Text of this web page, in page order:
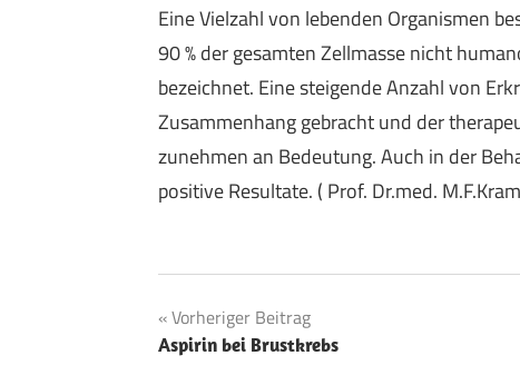
Eine Vielzahl von lebenden Organismen
90 % der gesamten Zellmasse nicht
bezeichnet. Eine steigende Anzahl von
Zusammenhang gebracht und der
zunehmen an Bedeutung. Auch in der
positive Resultate. ( Prof. Dr.med.
Beitragsnavigation
Vorheriger Beitrag
Aspirin bei Brustkrebs